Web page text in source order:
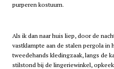
purperen kostuum.
Als ik dan naar huis liep, door de
vastklampte aan de stalen pergola
tweedehands kledingzaak, langs de
stilstond bij de lingeriewinkel,